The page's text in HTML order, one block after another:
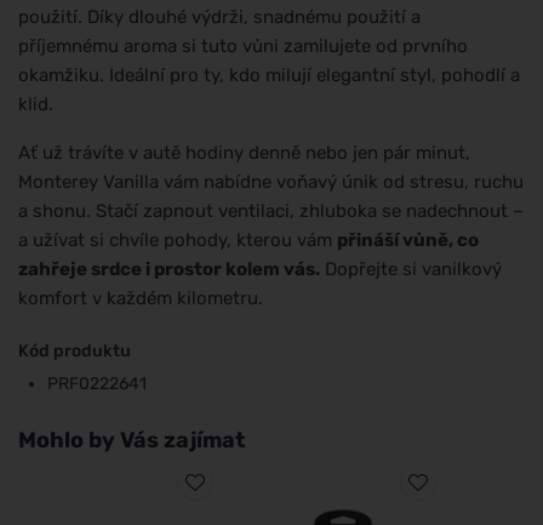
použití. Díky dlouhé výdrži, snadnému použití a
příjemnému aroma si tuto vůni zamilujete od prvního
okamžiku. Ideální pro ty, kdo milují elegantní styl, pohodlí a
klid.
Ať už trávíte v autě hodiny denně nebo jen pár minut,
Monterey Vanilla vám nabídne voňavý únik od stresu, ruchu
a shonu. Stačí zapnout ventilaci, zhluboka se nadechnout –
a užívat si chvíle pohody, kterou vám přináší vůně, co
zahřeje srdce i prostor kolem vás. Dopřejte si vanilkový
komfort v každém kilometru.
Kód produktu
PRF0222641
Mohlo by Vás zajímat